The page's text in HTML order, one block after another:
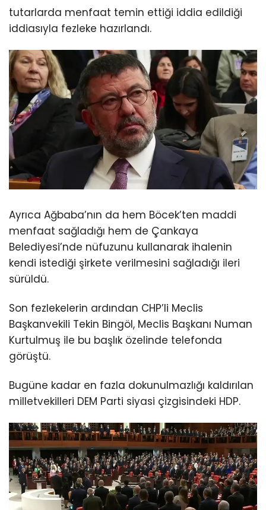
tutarlarda menfaat temin ettiği iddia edildiği
iddiasıyla fezleke hazırlandı.
Ayrıca Ağbaba’nın da hem Böcek’ten maddi
menfaat sağladığı hem de Çankaya
Belediyesi’nde nüfuzunu kullanarak ihalenin
kendi istediği şirkete verilmesini sağladığı ileri
sürüldü.
Son fezlekelerin ardından CHP’li Meclis
Başkanvekili Tekin Bingöl, Meclis Başkanı Numan
Kurtulmuş ile bu başlık özelinde telefonda
görüştü.
Bugüne kadar en fazla dokunulmazlığı kaldırılan
milletvekilleri DEM Parti siyasi çizgisindeki HDP.